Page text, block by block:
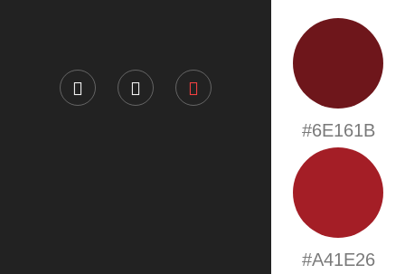
#6E161B
#A41E26